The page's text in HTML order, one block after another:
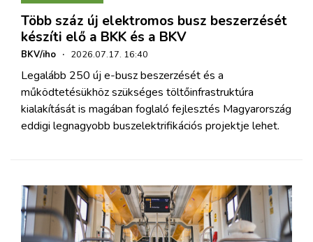
Több száz új elektromos busz beszerzését
készíti elő a BKK és a BKV
BKV/iho · 2026.07.17. 16:40
Legalább 250 új e-busz beszerzését és a
működtetésükhöz szükséges töltőinfrastruktúra
kialakítását is magában foglaló fejlesztés Magyarország
eddigi legnagyobb buszelektrifikációs projektje lehet.